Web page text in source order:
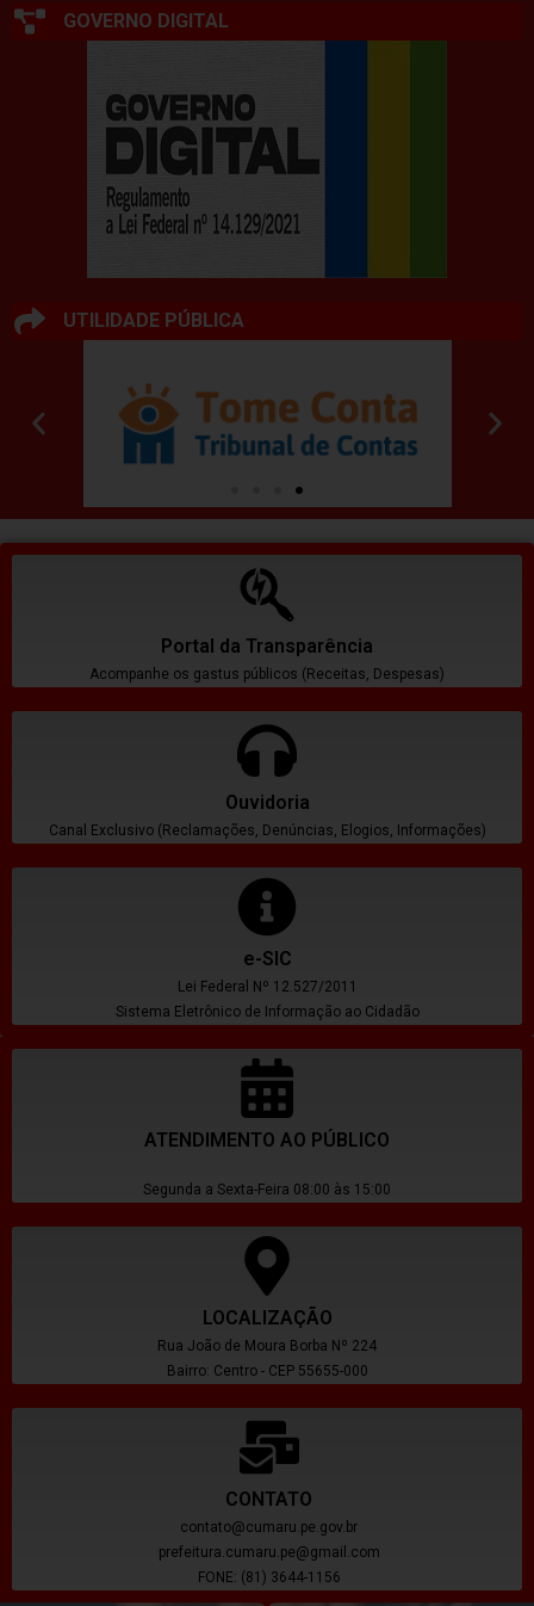
GOVERNO DIGITAL
UTILIDADE PÚBLICA
Portal da Transparência
Acompanhe os gastus públicos (Receitas, Despesas)
Ouvidoria
Canal Exclusivo (Reclamações, Denúncias, Elogios, Informações)
e-SIC
Lei Federal Nº 12.527/2011
Sistema Eletrônico de Informação ao Cidadão
ATENDIMENTO AO PÚBLICO
Segunda a Sexta-Feira 08:00 às 15:00
LOCALIZAÇÃO
Rua João de Moura Borba Nº 224
Bairro: Centro - CEP 55655-000
CONTATO
contato@cumaru.pe.gov.br
prefeitura.cumaru.pe@gmail.com
FONE: (81) 3644-1156